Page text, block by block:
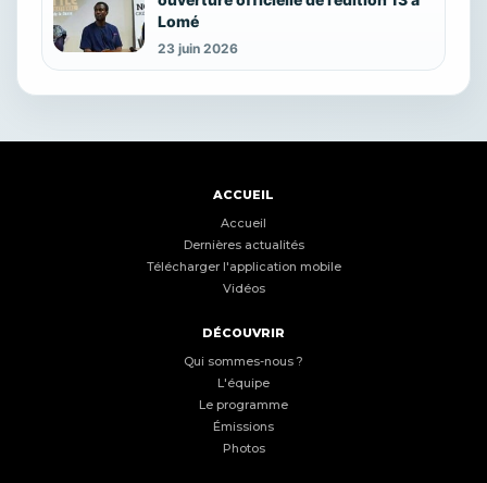
Lomé
23 juin 2026
ACCUEIL
Accueil
Dernières actualités
Télécharger l'application mobile
Vidéos
DÉCOUVRIR
Qui sommes-nous ?
L'équipe
Le programme
Émissions
Photos